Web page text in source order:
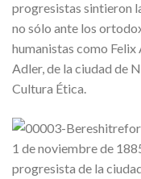
progresistas sintieron
no sólo ante los
humanistas como
Adler, de la ciudad de
Cultura Ética.
1 de noviembre de
progresista de la